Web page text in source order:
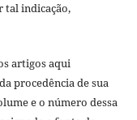
tal indicação,
artigos aqui
procedência de sua
e o número dessa